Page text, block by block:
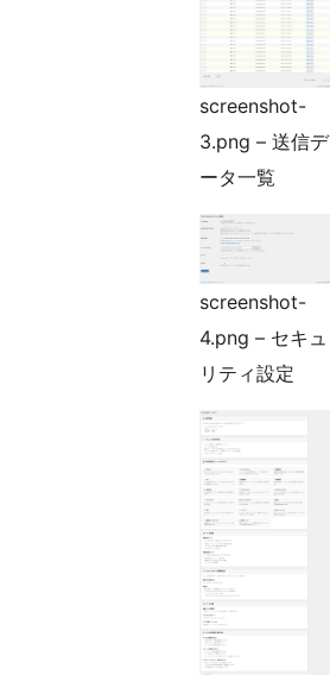
screenshot-
3.png – 送信デ
ータ一覧
screenshot-
4.png – セキュ
リティ設定